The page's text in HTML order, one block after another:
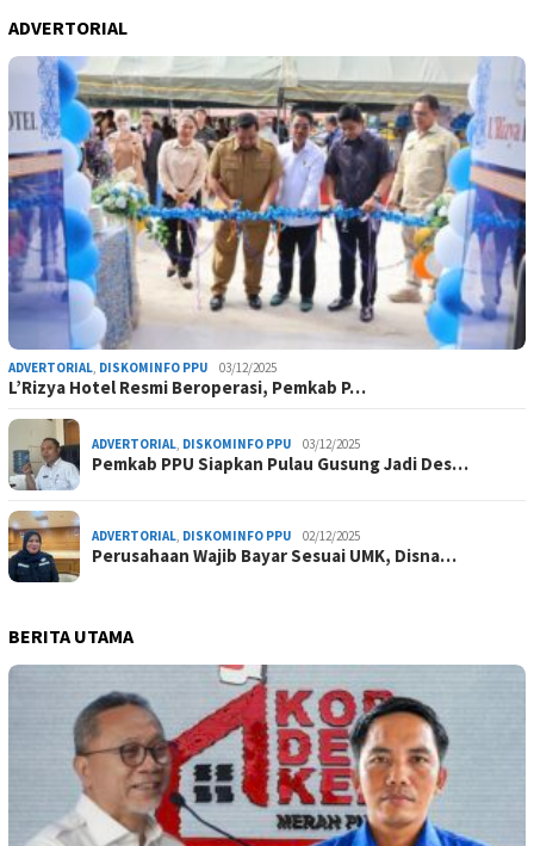
ADVERTORIAL
ADVERTORIAL, DISKOMINFO PPU 03/12/2025
L’Rizya Hotel Resmi Beroperasi, Pemkab P…
ADVERTORIAL, DISKOMINFO PPU 03/12/2025
Pemkab PPU Siapkan Pulau Gusung Jadi Des…
ADVERTORIAL, DISKOMINFO PPU 02/12/2025
Perusahaan Wajib Bayar Sesuai UMK, Disna…
BERITA UTAMA